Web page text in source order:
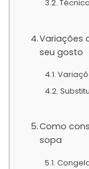
Variações
seu gosto
Como
sopa